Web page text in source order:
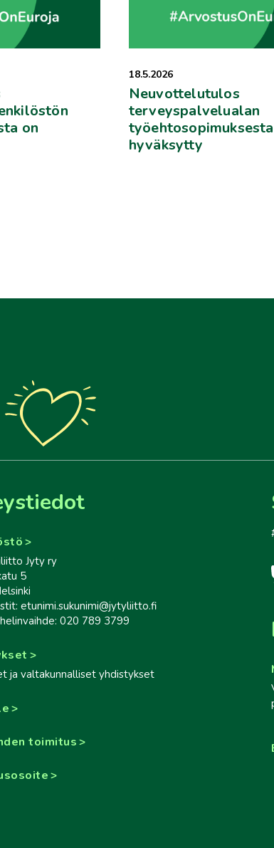
on
18.5.2026
Neuvottelutulos
terveyspalvelualan
hyväksytty
Jyty ry
5
etunimi.sukunimi@jytyliitto.fi
020 789 3799
ja valtakunnalliset yhdistykset
toimitus